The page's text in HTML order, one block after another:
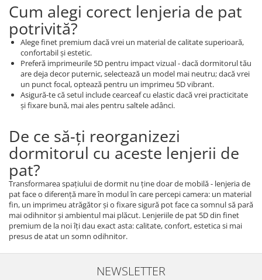
Cum alegi corect lenjeria de pat
potrivită?
Alege finet premium dacă vrei un material de calitate superioară,
confortabil şi estetic.
Preferă imprimeurile 5D pentru impact vizual - dacă dormitorul tău
are deja decor puternic, selectează un model mai neutru; dacă vrei
un punct focal, optează pentru un imprimeu 5D vibrant.
Asigură-te că setul include cearceaf cu elastic dacă vrei practicitate
şi fixare bună, mai ales pentru saltele adânci.
De ce să-ți reorganizezi
dormitorul cu aceste lenjerii de
pat?
Transformarea spaţiului de dormit nu ţine doar de mobilă - lenjeria de
pat face o diferenţă mare în modul în care percepi camera: un material
fin, un imprimeu atrăgător şi o fixare sigură pot face ca somnul să pară
mai odihnitor şi ambientul mai plăcut. Lenjeriile de pat 5D din finet
premium de la noi îţi dau exact asta: calitate, confort, estetica si mai
presus de atat un somn odihnitor.
NEWSLETTER